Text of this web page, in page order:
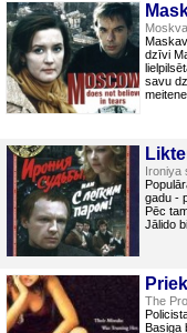
dzīvi
savu
Ironiya
gadu -
Pēc
Jālido
The
Basiga